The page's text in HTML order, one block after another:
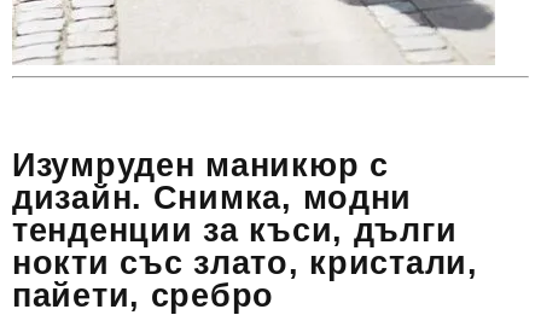
Изумруден маникюр с
дизайн. Снимка, модни
тенденции за къси, дълги
нокти със злато, кристали,
пайети, сребро